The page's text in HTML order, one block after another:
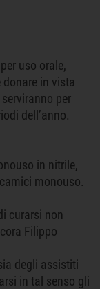
uso orale,
in vista
per
dell’anno.
in nitrile,
monouso.
curarsi non
Filippo
degli assistiti
in tal senso gli